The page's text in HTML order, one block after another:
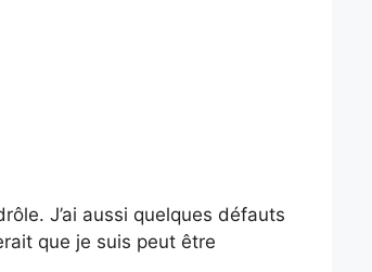
J’ai aussi quelques défauts
que je suis peut être